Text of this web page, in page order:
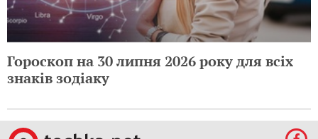
Гороскоп на 30 липня 2026 року для всіх
знаків зодіаку